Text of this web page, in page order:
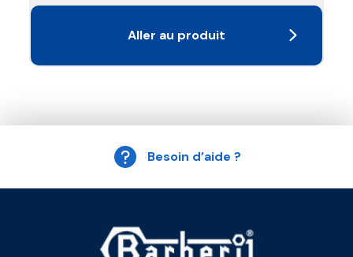
Aller au produit
Besoin d’aide ?